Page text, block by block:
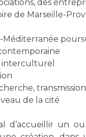
l'hôpital
l'AP-
des
de Marseille-
Méditerranée
interculturel
de la cité
d’accueillir un